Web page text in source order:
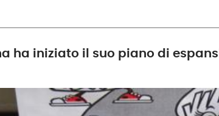
ha iniziato il suo piano di